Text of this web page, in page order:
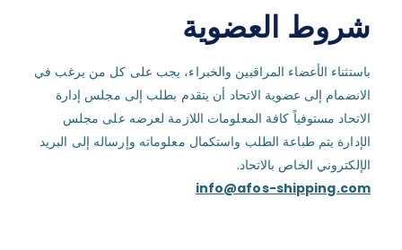
شروط العضوية
باستثناء الأعضاء المراقبين والخبراء، يجب على كل من يرغب في
الانضمام إلى عضوية الاتحاد أن يتقدم بطلب إلى مجلس إدارة
الاتحاد مستوفياً كافة المعلومات اللازمة لعرضه على مجلس
الإدارة يتم طباعة الطلب واستكمال معلوماته وإرساله إلى البريد
الإلكتروني الخاص بالاتحاد.
info@afos-shipping.com